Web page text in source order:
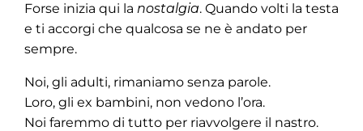
Forse inizia qui la nostalgia. Quando volti la testa
e ti accorgi che qualcosa se ne è andato per
sempre.
Noi, gli adulti, rimaniamo senza parole.
Loro, gli ex bambini, non vedono l’ora.
Noi faremmo di tutto per riavvolgere il nastro.